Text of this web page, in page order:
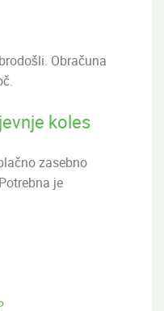
Obračuna
koles
zasebno
je